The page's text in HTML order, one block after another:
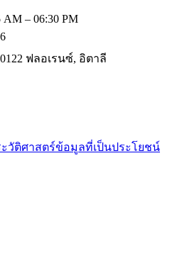
AM – 06:30 PM
ฟลอเรนซ์, อิตาลี
วัติศาสตร์ข้อมูลที่เป็นประโยชน์